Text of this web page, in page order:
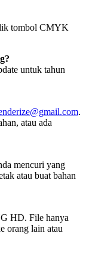
tombol CMYK
untuk tahun
.
atau ada
mencuri yang
atau buat bahan
HD. File hanya
orang lain atau